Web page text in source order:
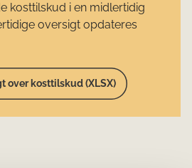
kosttilskud i en midlertidig
oversigt opdateres
over kosttilskud (XLSX)